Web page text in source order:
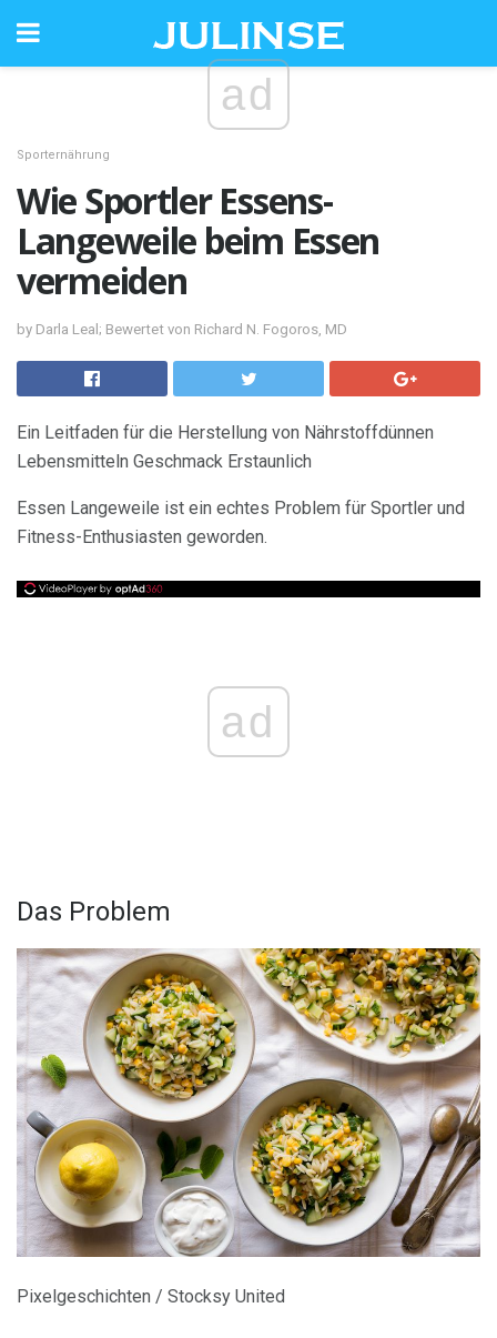
ad
Sporternährung
Wie Sportler Essens-
Langeweile beim Essen
vermeiden
by Darla Leal; Bewertet von Richard N. Fogoros, MD
Ein Leitfaden für die Herstellung von Nährstoffdünnen
Lebensmitteln Geschmack Erstaunlich
Essen Langeweile ist ein echtes Problem für Sportler und
Fitness-Enthusiasten geworden.
ad
Das Problem
Pixelgeschichten / Stocksy United